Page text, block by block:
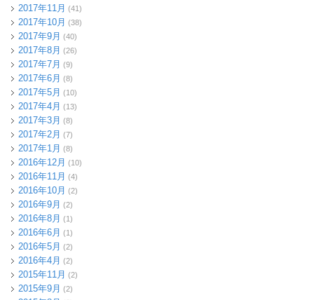
2017年11月 (41)
2017年10月 (38)
2017年9月 (40)
2017年8月 (26)
2017年7月 (9)
2017年6月 (8)
2017年5月 (10)
2017年4月 (13)
2017年3月 (8)
2017年2月 (7)
2017年1月 (8)
2016年12月 (10)
2016年11月 (4)
2016年10月 (2)
2016年9月 (2)
2016年8月 (1)
2016年6月 (1)
2016年5月 (2)
2016年4月 (2)
2015年11月 (2)
2015年9月 (2)